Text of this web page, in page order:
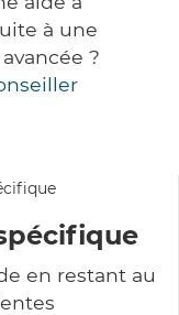
à une
?
en restant au